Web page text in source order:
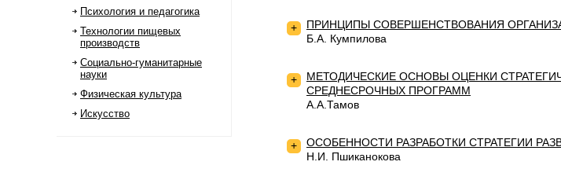
Психология и педагогика
Технологии пищевых
производств
Социально-гуманитарные
науки
Физическая культура
Искусство
+ ПРИНЦИПЫ СОВЕРШЕНСТВОВАНИЯ
Б.А. Кумпилова
+
МЕТОДИЧЕСКИЕ ОСНОВЫ ОЦЕНКИ
СРЕДНЕСРОЧНЫХ ПРОГРАММ
А.А.Тамов
+ ОСОБЕННОСТИ РАЗРАБОТКИ СТРАТЕГИИ
Н.И. Пшиканокова